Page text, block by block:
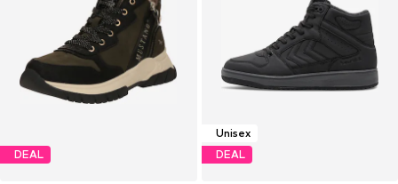
DEAL
Unisex
DEAL